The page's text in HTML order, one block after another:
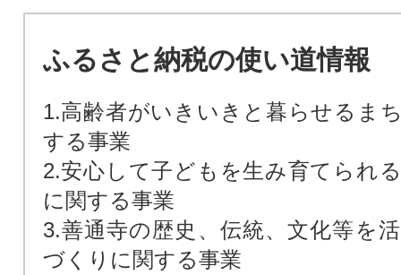
ふるさと納税の使い道情報
1.高齢者がいきいきと暮らせるま
する事業
2.安心して子どもを生み育てられ
に関する事業
3.善通寺の歴史、伝統、文化等を
づくりに関する事業